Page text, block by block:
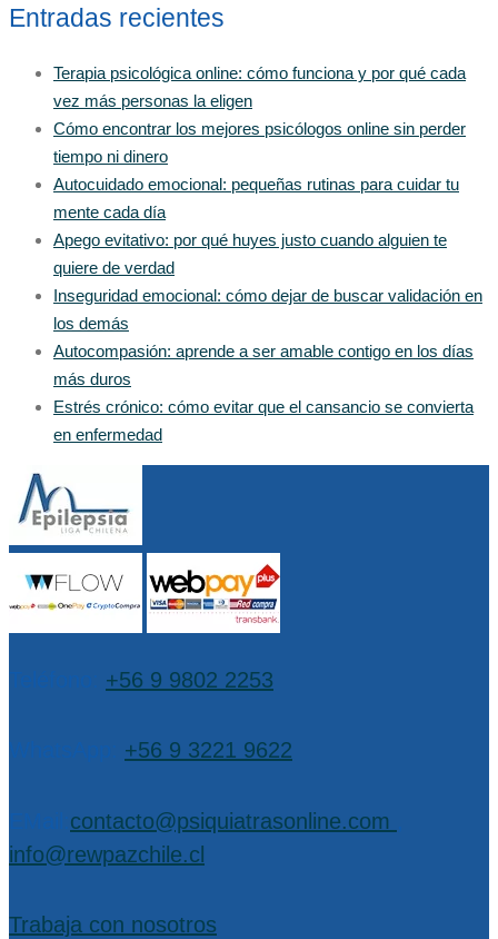
Entradas recientes
Terapia psicológica online: cómo funciona y por qué cada
vez más personas la eligen
Cómo encontrar los mejores psicólogos online sin perder
tiempo ni dinero
Autocuidado emocional: pequeñas rutinas para cuidar tu
mente cada día
Apego evitativo: por qué huyes justo cuando alguien te
quiere de verdad
Inseguridad emocional: cómo dejar de buscar validación en
los demás
Autocompasión: aprende a ser amable contigo en los días
más duros
Estrés crónico: cómo evitar que el cansancio se convierta
en enfermedad
+56 9 9802 2253
+56 9 3221 9622
contacto@psiquiatrasonline.com
info@rewpazchile.cl
Trabaja con nosotros